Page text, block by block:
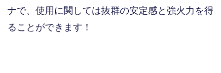
ナで、使用に関しては抜群の安定感と強火力を得
ることができます！